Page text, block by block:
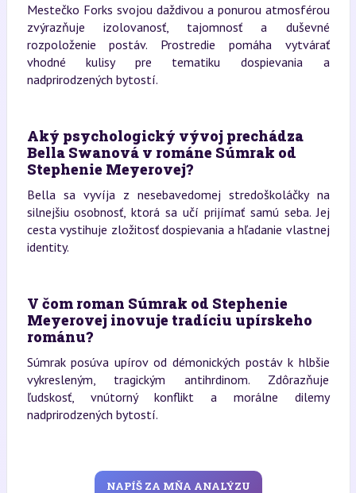
Mestečko Forks svojou daždivou a ponurou atmosférou
zvýrazňuje izolovanosť, tajomnosť a duševné
rozpoloženie postáv. Prostredie pomáha vytvárať
vhodné kulisy pre tematiku dospievania a
nadprirodzených bytostí.
Aký psychologický vývoj prechádza
Bella Swanová v románe Súmrak od
Stephenie Meyerovej?
Bella sa vyvíja z nesebavedomej stredoškoláčky na
silnejšiu osobnosť, ktorá sa učí prijímať samú seba. Jej
cesta vystihuje zložitosť dospievania a hľadanie vlastnej
identity.
V čom roman Súmrak od Stephenie
Meyerovej inovuje tradíciu upírskeho
románu?
Súmrak posúva upírov od démonických postáv k hlbšie
vykresleným, tragickým antihrdinom. Zdôrazňuje
ľudskosť, vnútorný konflikt a morálne dilemy
nadprirodzených bytostí.
NAPÍŠ ZA MŇA ANALÝZU